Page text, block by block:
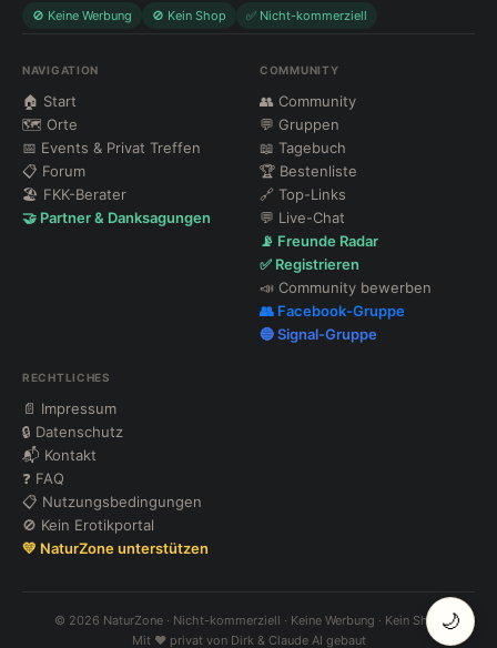
🌙
🚫 Keine Werbung 🚫 Kein Shop ✅ Nicht-kommerziell
NAVIGATION
🏠 Start
🗺 Orte
📅 Events & Privat Treffen
📋 Forum
🏖 FKK-Berater
🤝 Partner & Danksagungen
COMMUNITY
👥 Community
💬 Gruppen
📖 Tagebuch
🏆 Bestenliste
🔗 Top-Links
💬 Live-Chat
📡 Freunde Radar
✅ Registrieren
📣 Community bewerben
👥 Facebook-Gruppe
🔵 Signal-Gruppe
RECHTLICHES
📄 Impressum
🔒 Datenschutz
📬 Kontakt
❓ FAQ
📋 Nutzungsbedingungen
🚫 Kein Erotikportal
💛 NaturZone unterstützen
© 2026 NaturZone · Nicht-kommerziell · Keine Werbung · Kein Shop
Mit ❤️ privat von Dirk & Claude AI gebaut